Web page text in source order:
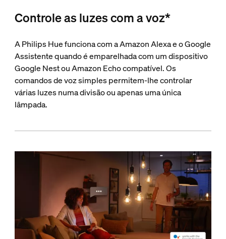
Controle as luzes com a voz*
A Philips Hue funciona com a Amazon Alexa e o Google
Assistente quando é emparelhada com um dispositivo
Google Nest ou Amazon Echo compatível. Os
comandos de voz simples permitem-lhe controlar
várias luzes numa divisão ou apenas uma única
lâmpada.